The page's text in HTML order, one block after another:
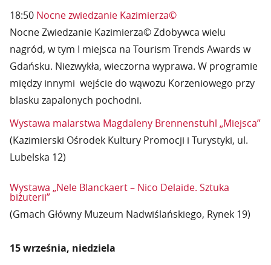
18:50 Nocne zwiedzanie Kazimierza©
Nocne Zwiedzanie Kazimierza© Zdobywca wielu
nagród, w tym I miejsca na Tourism Trends Awards w
Gdańsku. Niezwykła, wieczorna wyprawa. W programie
między innymi wejście do wąwozu Korzeniowego przy
blasku zapalonych pochodni.
Wystawa malarstwa Magdaleny Brennenstuhl „Miejsca”
(Kazimierski Ośrodek Kultury Promocji i Turystyki, ul.
Lubelska 12)
Wystawa „Nele Blanckaert – Nico Delaide. Sztuka
biżuterii”
(Gmach Główny Muzeum Nadwiślańskiego, Rynek 19)
15 września, niedziela